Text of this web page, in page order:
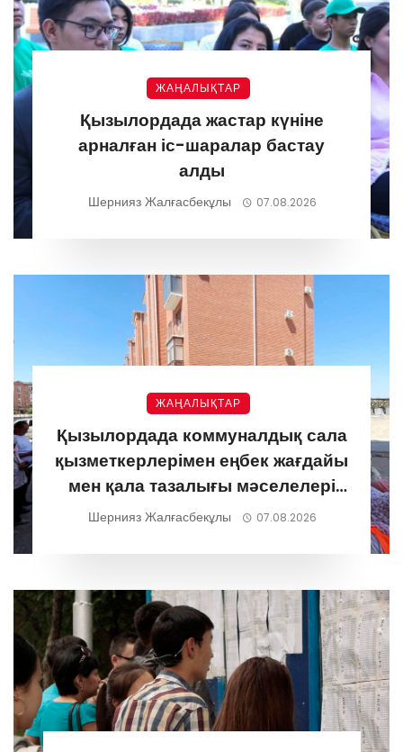
ЖАҢАЛЫҚТАР
Қызылордада жастар күніне
арналған іс-шаралар бастау
алды
Шернияз Жалғасбекұлы 07.08.2026
ЖАҢАЛЫҚТАР
Қызылордада коммуналдық сала
қызметкерлерімен еңбек жағдайы
мен қала тазалығы мәселелері
талқыланды
Шернияз Жалғасбекұлы 07.08.2026